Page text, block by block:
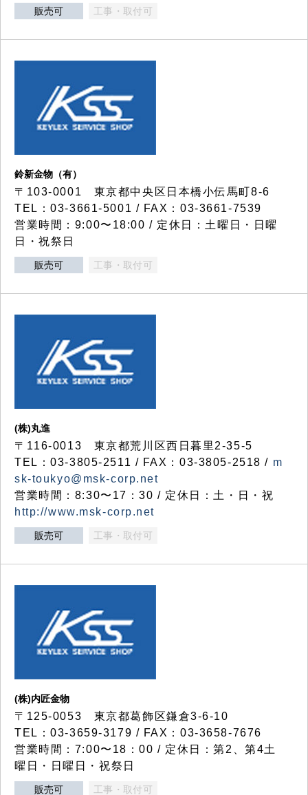
販売可 工事・取付可
鈴新金物（有）
〒103-0001 東京都中央区日本橋小伝馬町8-6
TEL：03-3661-5001 / FAX：03-3661-7539
営業時間：9:00〜18:00 / 定休日：土曜日・日曜
日・祝祭日
販売可 工事・取付可
(株)丸進
〒116-0013 東京都荒川区西日暮里2-35-5
TEL：03-3805-2511 / FAX：03-3805-2518 / m
sk-toukyo@msk-corp.net
営業時間：8:30〜17：30 / 定休日：土・日・祝
http://www.msk-corp.net
販売可 工事・取付可
(株)内匠金物
〒125-0053 東京都葛飾区鎌倉3-6-10
TEL：03-3659-3179 / FAX：03-3658-7676
営業時間：7:00〜18：00 / 定休日：第2、第4土
曜日・日曜日・祝祭日
販売可 工事・取付可